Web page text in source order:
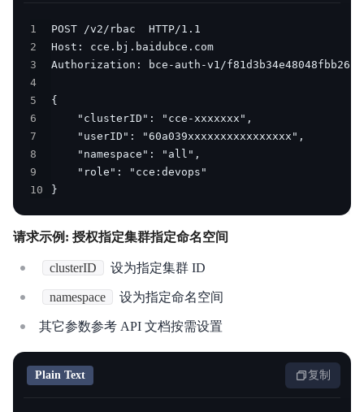
1
2
3
4
5
6
7
8
9
10
}
请求示例: 授权指定集群指定命名空间
clusterID 设为指定集群 ID
namespace 设为指定命名空间
其它参数参考 API 文档按需设置
Plain Text 复制